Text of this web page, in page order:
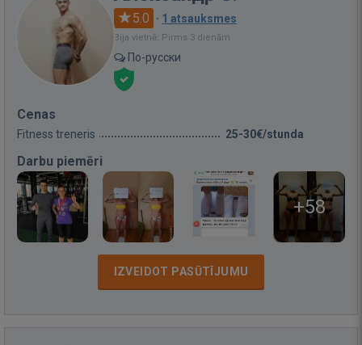
5.0 · 1 atsauksmes
Bija vietnē: Pirms 3 dienām
По-русски
Cenas
Fitness treneris 25-30€/stunda
Darbu piemēri
+58
IZVEIDOT PASŪTĪJUMU